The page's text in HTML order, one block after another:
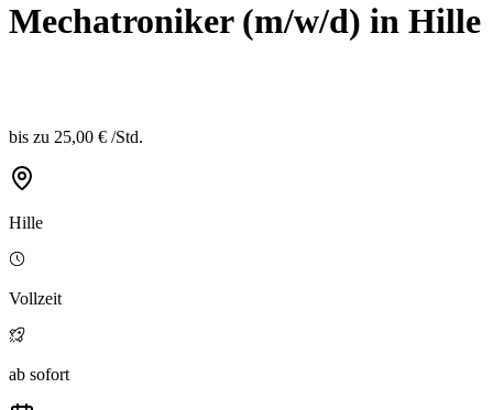
Mechatroniker (m/w/d) in Hille
bis zu 25,00 € /Std.
Hille
Vollzeit
ab sofort